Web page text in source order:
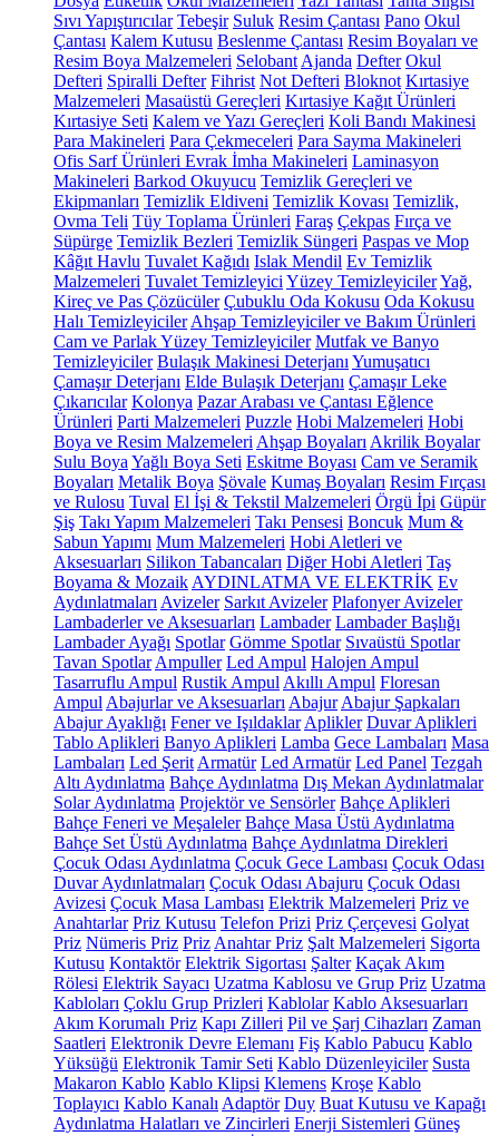
Sıvı Yapıştırıcılar Tebeşir Suluk Resim Çantası Pano Okul
Çantası Kalem Kutusu Beslenme Çantası Resim Boyaları ve
Resim Boya Malzemeleri Selobant Ajanda Defter Okul
Defteri Spiralli Defter Fihrist Not Defteri Bloknot Kırtasiye
Malzemeleri Masaüstü Gereçleri Kırtasiye Kağıt Ürünleri
Kırtasiye Seti Kalem ve Yazı Gereçleri Koli Bandı Makinesi
Para Makineleri Para Çekmeceleri Para Sayma Makineleri
Ofis Sarf Ürünleri Evrak İmha Makineleri Laminasyon
Makineleri Barkod Okuyucu Temizlik Gereçleri ve
Ekipmanları Temizlik Eldiveni Temizlik Kovası Temizlik,
Ovma Teli Tüy Toplama Ürünleri Faraş Çekpas Fırça ve
Süpürge Temizlik Bezleri Temizlik Süngeri Paspas ve Mop
Kâğıt Havlu Tuvalet Kağıdı Islak Mendil Ev Temizlik
Malzemeleri Tuvalet Temizleyici Yüzey TemizleyicilerYağ,
Kireç ve Pas Çözücüler Çubuklu Oda Kokusu Oda Kokusu
Halı Temizleyiciler Ahşap Temizleyiciler ve Bakım Ürünleri
Cam ve Parlak Yüzey Temizleyiciler Mutfak ve Banyo
Temizleyiciler Bulaşık Makinesi Deterjanı Yumuşatıcı
Çamaşır Deterjanı Elde Bulaşık Deterjanı Çamaşır Leke
Çıkarıcılar Kolonya Pazar Arabası ve Çantası Eğlence
Ürünleri Parti Malzemeleri Puzzle Hobi Malzemeleri Hobi
Boya ve Resim Malzemeleri Ahşap Boyaları Akrilik Boyalar
Sulu Boya Yağlı Boya Seti Eskitme Boyası Cam ve Seramik
Boyaları Metalik Boya Şövale Kumaş Boyaları Resim Fırçası
ve Rulosu Tuval El İşi & Tekstil Malzemeleri Örgü İpi Güpür
Şiş Takı Yapım Malzemeleri Takı Pensesi Boncuk Mum &
Sabun Yapımı Mum Malzemeleri Hobi Aletleri ve
Aksesuarları Silikon Tabancaları Diğer Hobi Aletleri Taş
Boyama & Mozaik AYDINLATMA VE ELEKTRİK Ev
Aydınlatmaları Avizeler Sarkıt Avizeler Plafonyer Avizeler
Lambaderler ve Aksesuarları Lambader Lambader Başlığı
Lambader Ayağı Spotlar Gömme Spotlar Sıvaüstü Spotlar
Tavan Spotlar Ampuller Led Ampul Halojen Ampul
Tasarruflu Ampul Rustik Ampul Akıllı Ampul Floresan
Ampul Abajurlar ve Aksesuarları Abajur Abajur Şapkaları
Abajur Ayaklığı Fener ve Işıldaklar Aplikler Duvar Aplikleri
Tablo Aplikleri Banyo Aplikleri Lamba Gece Lambaları Masa
Lambaları Led Şerit Armatür Led Armatür Led Panel Tezgah
Altı Aydınlatma Bahçe Aydınlatma Dış Mekan Aydınlatmalar
Solar Aydınlatma Projektör ve Sensörler Bahçe Aplikleri
Bahçe Feneri ve Meşaleler Bahçe Masa Üstü Aydınlatma
Bahçe Set Üstü Aydınlatma Bahçe Aydınlatma Direkleri
Çocuk Odası Aydınlatma Çocuk Gece Lambası Çocuk Odası
Duvar Aydınlatmaları Çocuk Odası Abajuru Çocuk Odası
Avizesi Çocuk Masa Lambası Elektrik Malzemeleri Priz ve
Anahtarlar Priz Kutusu Telefon Prizi Priz Çerçevesi Golyat
Priz Nümeris Priz Priz Anahtar Priz Şalt Malzemeleri Sigorta
Kutusu Kontaktör Elektrik Sigortası Şalter Kaçak Akım
Rölesi Elektrik Sayacı Uzatma Kablosu ve Grup Priz Uzatma
Kabloları Çoklu Grup Prizleri Kablolar Kablo Aksesuarları
Akım Korumalı Priz Kapı Zilleri Pil ve Şarj Cihazları Zaman
Saatleri Elektronik Devre Elemanı Fiş Kablo Pabucu Kablo
Yüksüğü Elektronik Tamir Seti Kablo Düzenleyiciler Susta
Makaron Kablo Kablo Klipsi Klemens Kroşe Kablo
Toplayıcı Kablo Kanalı Adaptör Duy Buat Kutusu ve Kapağı
Aydınlatma Halatları ve Zincirleri Enerji Sistemleri Güneş